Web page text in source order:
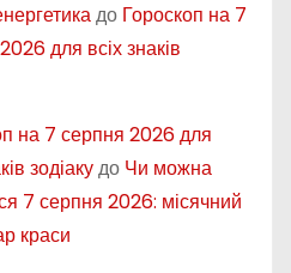
до Гороскоп на 7
для всіх знаків
на 7 серпня 2026 для
зодіакудо Чи можна
7 серпня 2026: місячний
краси